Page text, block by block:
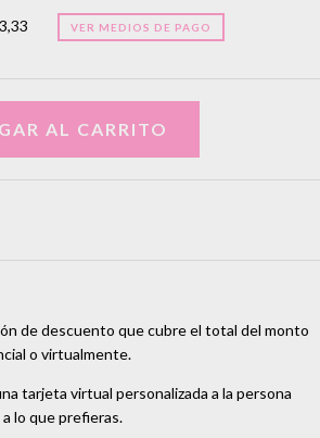
VER MEDIOS DE PAGO
de descuento que cubre el total del monto
o virtualmente.
tarjeta virtual personalizada a la persona
lo que prefieras.